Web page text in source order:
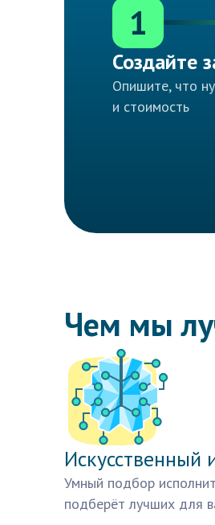
1
Создайте
Опишите, что
и стоимость
Чем мы
Искусственный
Умный подбор
подберёт лучших для